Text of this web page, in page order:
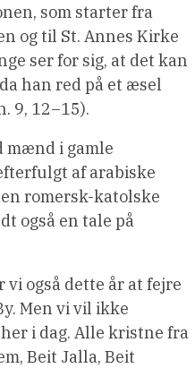
som starter fra
og til St. Annes Kirke
ser for sig, at det kan
han red på et æsel
9, 12–15).
mænd i gamle
af arabiske
romersk-katolske
også en tale på
også dette år at fejre
Men vi vil ikke
i dag. Alle kristne fra
Beit Jalla, Beit